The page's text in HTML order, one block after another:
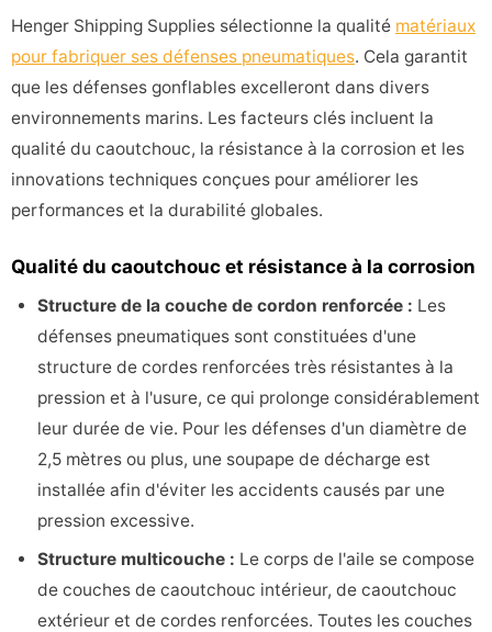
Henger Shipping Supplies sélectionne la qualité matériaux
pour fabriquer ses défenses pneumatiques. Cela garantit
que les défenses gonflables excelleront dans divers
environnements marins. Les facteurs clés incluent la
qualité du caoutchouc, la résistance à la corrosion et les
innovations techniques conçues pour améliorer les
performances et la durabilité globales.
Qualité du caoutchouc et résistance à la corrosion
Structure de la couche de cordon renforcée : Les
défenses pneumatiques sont constituées d'une
structure de cordes renforcées très résistantes à la
pression et à l'usure, ce qui prolonge considérablement
leur durée de vie. Pour les défenses d'un diamètre de
2,5 mètres ou plus, une soupape de décharge est
installée afin d'éviter les accidents causés par une
pression excessive.
Structure multicouche : Le corps de l'aile se compose
de couches de caoutchouc intérieur, de caoutchouc
extérieur et de cordes renforcées. Toutes les couches